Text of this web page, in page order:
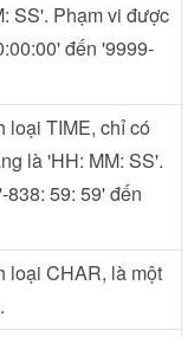
SS'. Phạm vi được
đến '9999-
loại TIME, chỉ có
là 'HH: MM: SS'.
838: 59: 59' đến
loại CHAR, là một